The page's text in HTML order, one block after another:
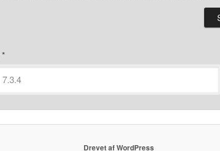
*
Drevet af WordPress